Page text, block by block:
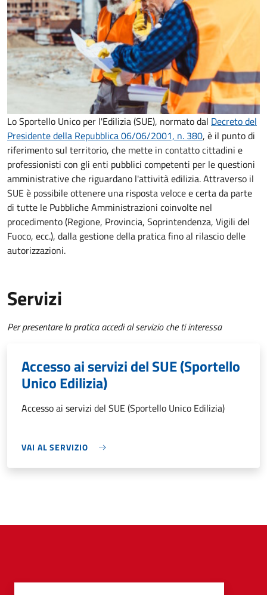
Lo Sportello Unico per l'Edilizia (SUE), normato dal Decreto del
Presidente della Repubblica 06/06/2001, n. 380, è il punto di
riferimento sul territorio, che mette in contatto cittadini e
professionisti con gli enti pubblici competenti per le questioni
amministrative che riguardano l'attività edilizia. Attraverso il
SUE è possibile ottenere una risposta veloce e certa da parte
di tutte le Pubbliche Amministrazioni coinvolte nel
procedimento (Regione, Provincia, Soprintendenza, Vigili del
Fuoco, ecc.), dalla gestione della pratica fino al rilascio delle
autorizzazioni.
Servizi
Per presentare la pratica accedi al servizio che ti interessa
Accesso ai servizi del SUE (Sportello
Unico Edilizia)
Accesso ai servizi del SUE (Sportello Unico Edilizia)
VAI AL SERVIZIO